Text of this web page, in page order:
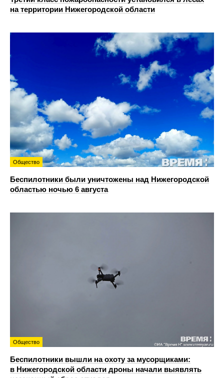
на территории Нижегородской области
Общество
Беспилотники были уничтожены над Нижегородской
областью ночью 6 августа
Общество
Беспилотники вышли на охоту за мусорщиками:
в Нижегородской области дроны начали выявлять